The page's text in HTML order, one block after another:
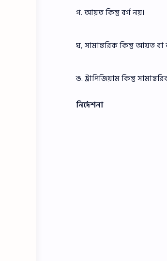
গ. আয়ত কিন্তু বর্গ নয়।
ঘ, সামান্তরিক কিন্তু আয়ত বা
ঙ. ট্রাপিজিয়াম কিন্তু
নির্দেশনা